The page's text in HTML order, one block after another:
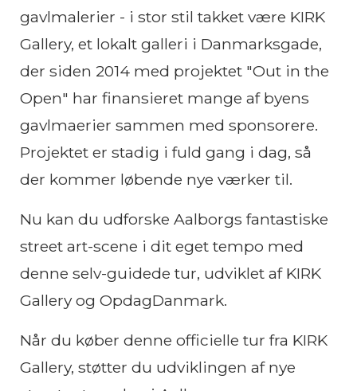
gavlmalerier - i stor stil takket være KIRK
Gallery, et lokalt galleri i Danmarksgade,
der siden 2014 med projektet "Out in the
Open" har finansieret mange af byens
gavlmaerier sammen med sponsorere.
Projektet er stadig i fuld gang i dag, så
der kommer løbende nye værker til.
Nu kan du udforske Aalborgs fantastiske
street art-scene i dit eget tempo med
denne selv-guidede tur, udviklet af KIRK
Gallery og OpdagDanmark.
Når du køber denne officielle tur fra KIRK
Gallery, støtter du udviklingen af nye